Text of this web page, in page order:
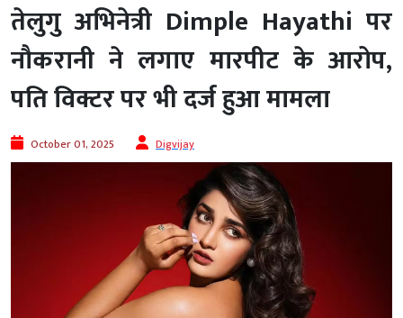
तेलुगु अभिनेत्री Dimple Hayathi पर
नौकरानी ने लगाए मारपीट के आरोप,
पति विक्टर पर भी दर्ज हुआ मामला
October 01, 2025 Digvijay